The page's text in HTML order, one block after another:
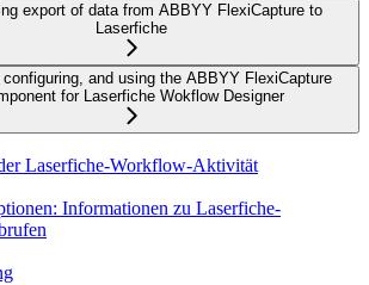
export of data from ABBYY FlexiCapture to
Laserfiche
configuring, and using the ABBYY FlexiCapture
for Laserfiche Wokflow Designer
Laserfiche-Workflow-Aktivität
Informationen zu Laserfiche-